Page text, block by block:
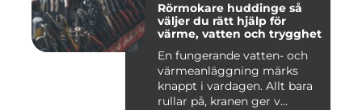
Rörmokare huddinge så
väljer du rätt hjälp för
värme, vatten och trygghet
En fungerande vatten- och
värmeanläggning märks
knappt i vardagen. Allt bara
rullar på, kranen ger v...